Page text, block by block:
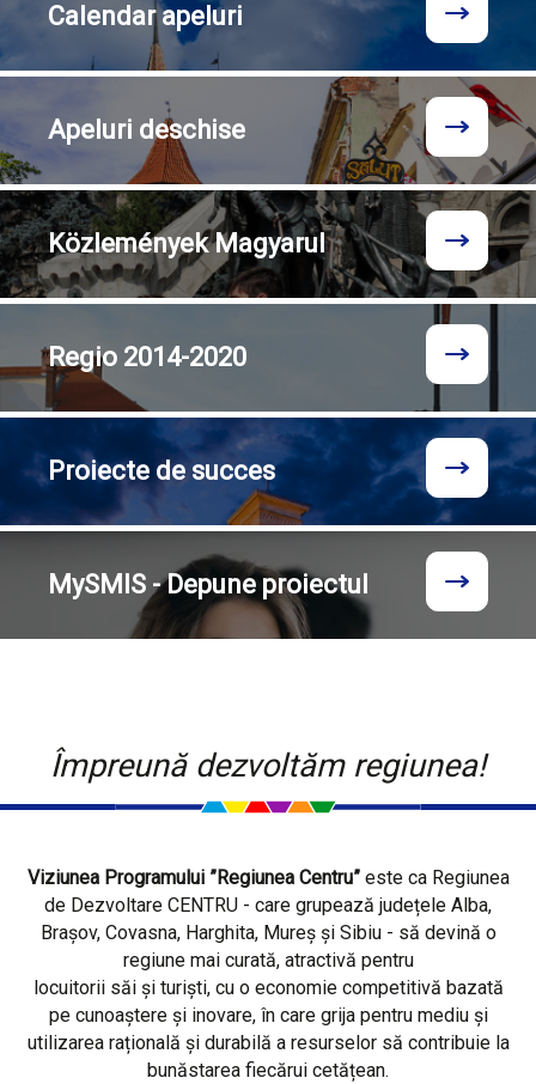
Calendarapeluri
Apeluri deschise
KözleményekMagyarul
Regio 2014-2020
Proiecte de succes
MySMIS - Depune proiectul
Împreună dezvoltăm regiunea!
Viziunea Programului ”Regiunea Centru”este ca Regiunea
de Dezvoltare CENTRU - care grupează județele Alba,
Brașov, Covasna, Harghita, Mureș și Sibiu - să devină o
regiune mai curată, atractivă pentru
locuitorii săi și turiști, cu o economie competitivă bazată
pe cunoaștere și inovare, în care grija pentru mediu și
utilizarea rațională și durabilă a resurselor să contribuie la
bunăstarea fiecărui cetățean.